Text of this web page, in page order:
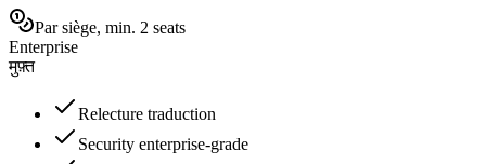
Par siège, min. 2 seats
Enterprise
मुफ़्त
Relecture traduction
Security enterprise-grade